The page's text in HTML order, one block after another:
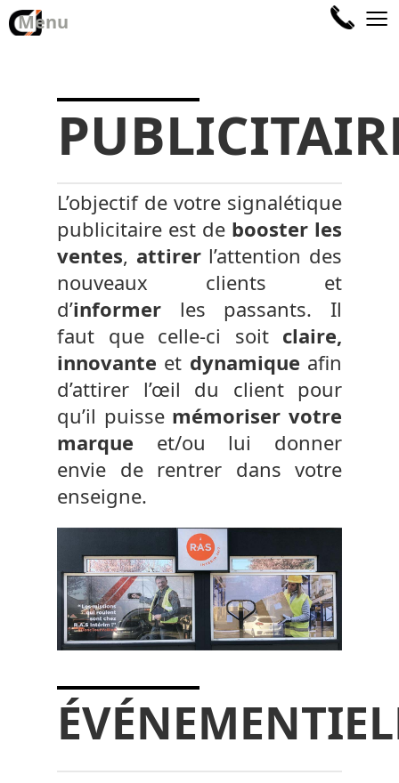
L’objectif de votre signalétique
publicitaire est de booster les
ventes, attirerl’attention des
nouveaux clients et
d’informer les passants. Il
faut que celle-ci soit claire,
innovante et dynamique afin
d’attirer l’œil du client pour
qu’il puisse mémoriser votre
marque et/ou lui donner
envie de rentrer dans votre
enseigne.
Menu ≡